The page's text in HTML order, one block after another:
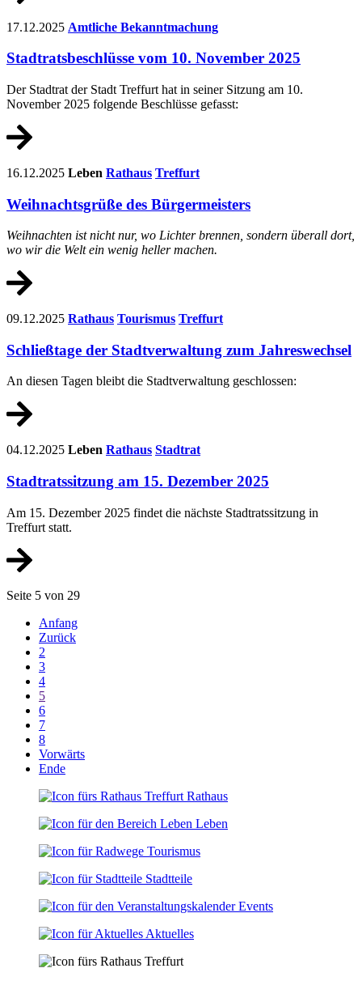
17.12.2025 Amtliche Bekanntmachung
Stadtratsbeschlüsse vom 10. November 2025
Der Stadtrat der Stadt Treffurt hat in seiner Sitzung am 10.
November 2025 folgende Beschlüsse gefasst:
16.12.2025 Leben Rathaus Treffurt
Weihnachtsgrüße des Bürgermeisters
Weihnachten ist nicht nur, wo Lichter brennen, sondern überall dort,
wo wir die Welt ein wenig heller machen.
09.12.2025 Rathaus Tourismus Treffurt
Schließtage der Stadtverwaltung zum Jahreswechsel
An diesen Tagen bleibt die Stadtverwaltung geschlossen:
04.12.2025 Leben Rathaus Stadtrat
Stadtratssitzung am 15. Dezember 2025
Am 15. Dezember 2025 findet die nächste Stadtratssitzung in
Treffurt statt.
Seite 5 von 29
Anfang
Zurück
2
3
4
5
6
7
8
Vorwärts
Ende
Rathaus
Leben
Tourismus
Stadtteile
Events
Aktuelles